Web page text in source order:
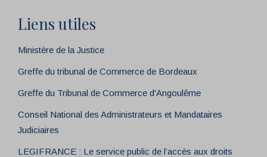
Liens utiles
Ministère de la Justice
Greffe du tribunal de Commerce de Bordeaux
Greffe du Tribunal de Commerce d'Angoulême
Conseil National des Administrateurs et Mandataires
Judiciaires
LEGIFRANCE : Le service public de l’accès aux droits